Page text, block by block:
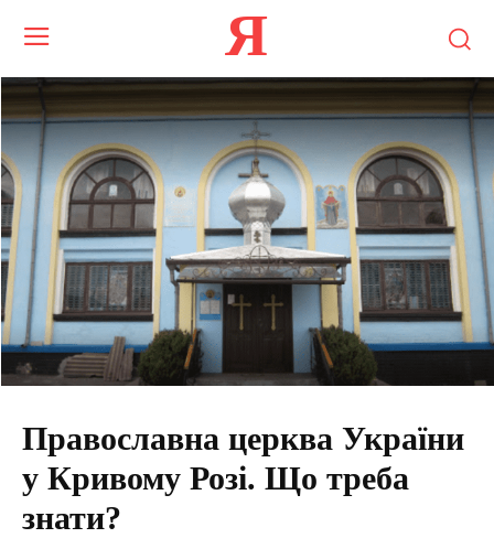
Я
Православна церква України
у Кривому Розі. Що треба
знати?